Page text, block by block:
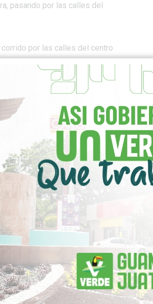
pasando por las calles del
corrido por las calles del centro
Rincón, Moroleón y Uriangato.
Tumblr
Next article
Barranca Larga-
en Oaxaca
la capital con la
de 2.5 horas